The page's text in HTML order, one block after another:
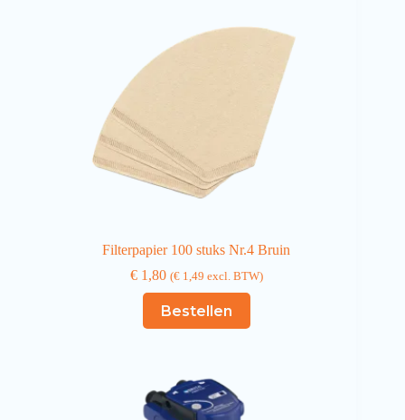
Filterpapier 100 stuks Nr.4 Bruin
€1,80 (€1,49 excl. BTW)
Bestellen